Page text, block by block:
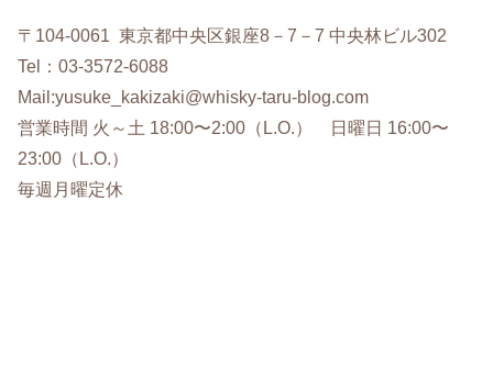
〒104‐0061 東京都中央区銀座8－7－7 中央林ビル302
Tel：03-3572-6088
Mail:yusuke_kakizaki@whisky-taru-blog.com
営業時間 火～土 18:00〜2:00（L.O.） 日曜日 16:00〜
23:00（L.O.）
毎週月曜定休